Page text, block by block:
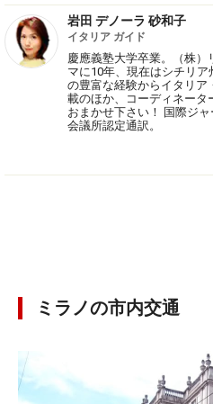
岩田 デノーラ 砂和子
イタリア ガイド
慶應義塾大学卒業。（株
マに10年、現在はシチリ
の豊富な経験からイタリア
載のほか、コーディネータ
おまかせ下さい！ 国際ジ
会議所認定通訳。
ミラノの市内交通